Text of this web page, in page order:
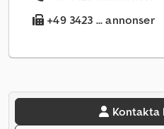
+49 3423 ... annonser
Kontakta